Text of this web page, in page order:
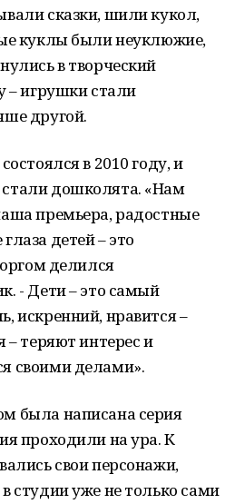
сказки, шили кукол,
куклы были неуклюжие,
в творческий
– игрушки стали
другой.
в 2010 году, и
дошколята. «Нам
премьера, радостные
детей – это
делился
- Дети – это самый
искренний, нравится –
– теряют интерес и
своими делами».
была написана серия
проходили на ура. К
свои персонажи,
студии уже не только сами